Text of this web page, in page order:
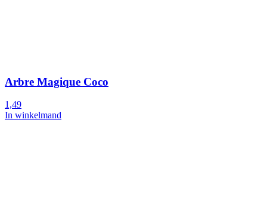
Arbre Magique Coco
1,49
In winkelmand